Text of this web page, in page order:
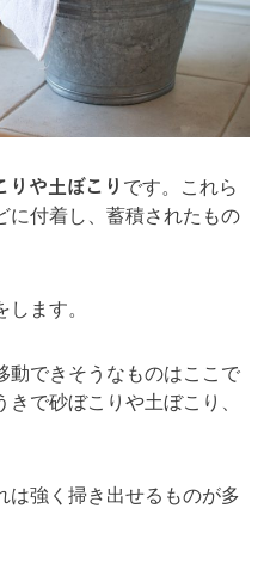
りや土ぼこり です。これら
に付着し、蓄積されたもの
ます。
動できそうなものはここで
で砂ぼこりや土ぼこり、
は強く掃き出せるものが多